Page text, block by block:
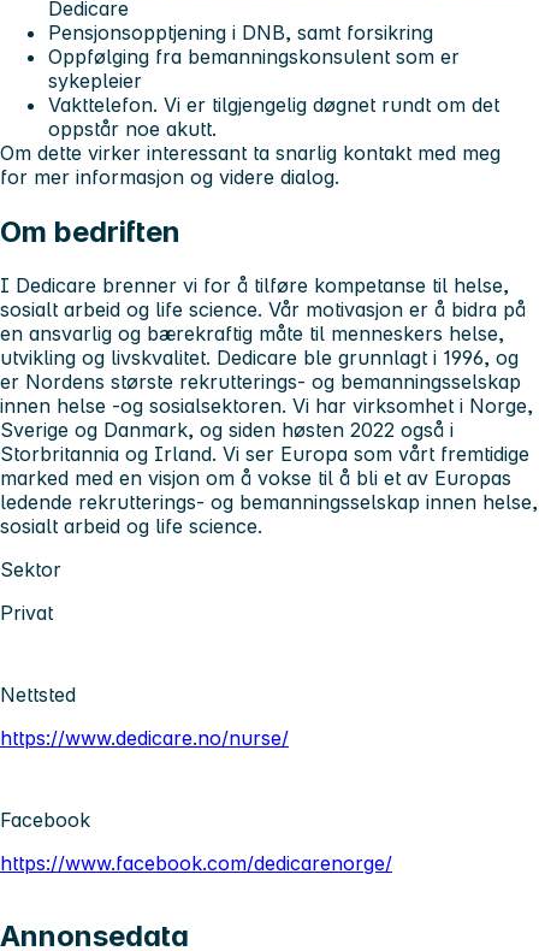
Dedicare
Pensjonsopptjening i DNB, samt forsikring
Oppfølging fra bemanningskonsulent som er
sykepleier
Vakttelefon. Vi er tilgjengelig døgnet rundt om det
oppstår noe akutt.
Om dette virker interessant ta snarlig kontakt med meg
for mer informasjon og videre dialog.
Om bedriften
I Dedicare brenner vi for å tilføre kompetanse til helse,
sosialt arbeid og life science. Vår motivasjon er å bidra på
en ansvarlig og bærekraftig måte til menneskers helse,
utvikling og livskvalitet. Dedicare ble grunnlagt i 1996, og
er Nordens største rekrutterings- og bemanningsselskap
innen helse -og sosialsektoren. Vi har virksomhet i Norge,
Sverige og Danmark, og siden høsten 2022 også i
Storbritannia og Irland. Vi ser Europa som vårt fremtidige
marked med en visjon om å vokse til å bli et av Europas
ledende rekrutterings- og bemanningsselskap innen helse,
sosialt arbeid og life science.
Sektor
Privat
Nettsted
https://www.dedicare.no/nurse/
Facebook
https://www.facebook.com/dedicarenorge/
Annonsedata